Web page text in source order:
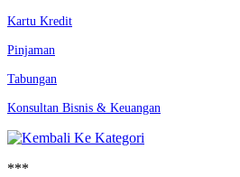
Kartu Kredit
Pinjaman
Tabungan
Konsultan Bisnis & Keuangan
***